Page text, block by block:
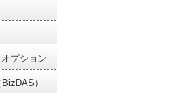
プション
）